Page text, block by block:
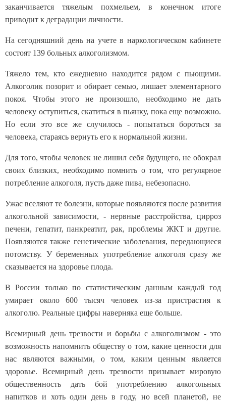
заканчивается тяжелым похмельем, в конечном итоге
приводит к деградации личности.
На сегодняшний день на учете в наркологическом кабинете
состоят 139 больных алкоголизмом.
Тяжело тем, кто ежедневно находится рядом c пьющими.
Алкоголик позорит и обирает семью, лишает элементарного
покоя. Чтобы этого не произошло, необходимо не дать
человеку оступиться, скатиться в пьянку, пока еще возможно.
Но если это все же случилось - попытаться бороться за
человека, стараясь вернуть его к нормальной жизни.
Для того, чтобы человек не лишил себя будущего, не обокрал
своих близких, необходимо помнить о том, что регулярное
потребление алкоголя, пусть даже пива, небезопасно.
Ужас вселяют те болезни, которые появляются после развития
алкогольной зависимости, - нервные расстройства, цирроз
печени, гепатит, панкреатит, рак, проблемы ЖКТ и другие.
Появляются также генетические заболевания, передающиеся
потомству. У беременных употребление алкоголя сразу же
сказывается на здоровье плода.
В России только по статистическим данным каждый год
умирает около 600 тысяч человек из-за пристрастия к
алкоголю. Реальные цифры наверняка еще больше.
Всемирный день трезвости и борьбы с алкоголизмом - это
возможность напомнить обществу о том, какие ценности для
нас являются важными, о том, каким ценным является
здоровье. Всемирный день трезвости призывает мировую
общественность дать бой употреблению алкогольных
напитков и хоть один день в году, но всей планетой, не